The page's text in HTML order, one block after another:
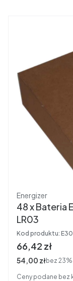
Producent
Energizer
48 x Bateria
LR03
Kod produktu:
Cena brutto
66,42 zł
Cena netto
54,00 złbez 23%
Ceny podane